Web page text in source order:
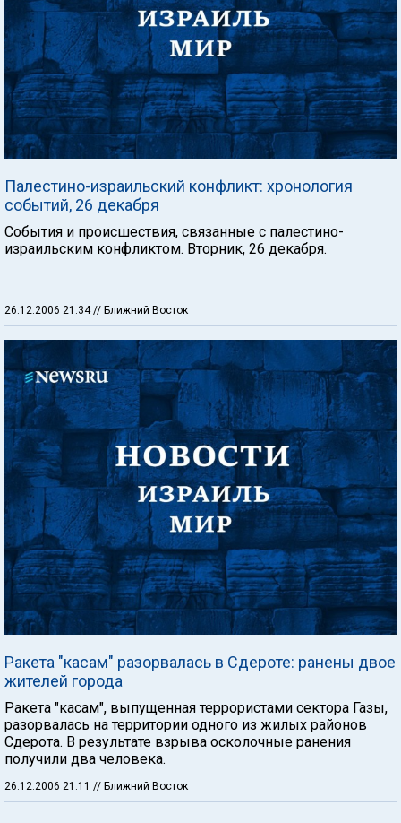
Палестино-израильский конфликт: хронология
событий, 26 декабря
События и происшествия, связанные с палестино-
израильским конфликтом. Вторник, 26 декабря.
26.12.2006 21:34// Ближний Восток
Ракета "касам" разорвалась в Сдероте: ранены двое
жителей города
Ракета "касам", выпущенная террористами сектора Газы,
разорвалась на территории одного из жилых районов
Сдерота. В результате взрыва осколочные ранения
получили два человека.
26.12.2006 21:11 // Ближний Восток